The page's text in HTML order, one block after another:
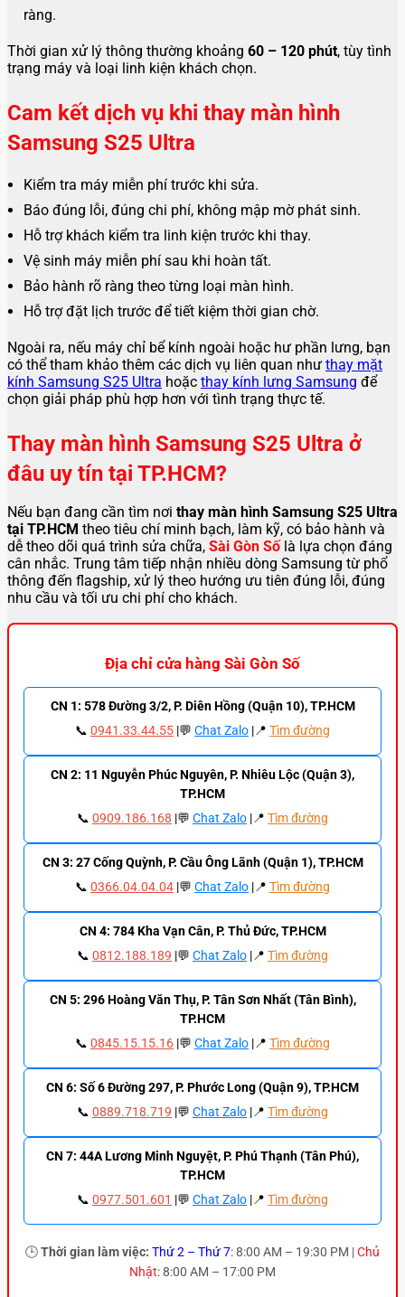
ràng.
Thời gian xử lý thông thường khoảng 60 – 120 phút, tùy tình
trạng máy và loại linh kiện khách chọn.
Cam kết dịch vụ khi thay màn hình
Samsung S25 Ultra
Kiểm tra máy miễn phí trước khi sửa.
Báo đúng lỗi, đúng chi phí, không mập mờ phát sinh.
Hỗ trợ khách kiểm tra linh kiện trước khi thay.
Vệ sinh máy miễn phí sau khi hoàn tất.
Bảo hành rõ ràng theo từng loại màn hình.
Hỗ trợ đặt lịch trước để tiết kiệm thời gian chờ.
Ngoài ra, nếu máy chỉ bể kính ngoài hoặc hư phần lưng, bạn
có thể tham khảo thêm các dịch vụ liên quan như thay mặt
kính Samsung S25 Ultra hoặc thay kính lưng Samsung để
chọn giải pháp phù hợp hơn với tình trạng thực tế.
Thay màn hình Samsung S25 Ultra ở
đâu uy tín tại TP.HCM?
Nếu bạn đang cần tìm nơi thay màn hình Samsung S25 Ultra
tại TP.HCM theo tiêu chí minh bạch, làm kỹ, có bảo hành và
dễ theo dõi quá trình sửa chữa, Sài Gòn Sốlà lựa chọn đáng
cân nhắc. Trung tâm tiếp nhận nhiều dòng Samsung từ phổ
thông đến flagship, xử lý theo hướng ưu tiên đúng lỗi, đúng
nhu cầu và tối ưu chi phí cho khách.
Địa chỉ cửa hàng Sài Gòn Số
CN 1: 578 Đường 3/2, P. Diên Hồng (Quận 10), TP.HCM
📞 0941.33.44.55 |💬 Chat Zalo |📍 Tìm đường
CN 2: 11 Nguyễn Phúc Nguyên, P. Nhiêu Lộc (Quận 3),
TP.HCM
📞 0909.186.168 |💬 Chat Zalo |📍 Tìm đường
CN 3: 27 Cống Quỳnh, P. Cầu Ông Lãnh (Quận 1), TP.HCM
📞 0366.04.04.04 |💬 Chat Zalo |📍 Tìm đường
CN 4: 784 Kha Vạn Cân, P. Thủ Đức, TP.HCM
📞 0812.188.189 |💬 Chat Zalo |📍 Tìm đường
CN 5: 296 Hoàng Văn Thụ, P. Tân Sơn Nhất (Tân Bình),
TP.HCM
📞 0845.15.15.16 |💬 Chat Zalo |📍 Tìm đường
CN 6: Số 6 Đường 297, P. Phước Long (Quận 9), TP.HCM
📞 0889.718.719 |💬 Chat Zalo |📍 Tìm đường
CN 7: 44A Lương Minh Nguyệt, P. Phú Thạnh (Tân Phú),
TP.HCM
📞 0977.501.601 |💬 Chat Zalo |📍 Tìm đường
🕒Thời gian làm việc: Thứ 2 – Thứ 7: 8:00 AM – 19:30 PM |Chủ
Nhật: 8:00 AM – 17:00 PM